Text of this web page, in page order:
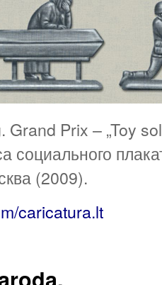
Prix – „Toy
социального
(2009).
caricatura.lt